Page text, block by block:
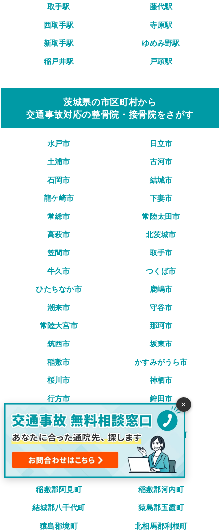
取手駅
藤代駅
西取手駅
寺原駅
新取手駅
ゆめみ野駅
稲戸井駅
戸頭駅
茨城県の市区町村から
交通事故対応の整骨院・接骨院をさがす
水戸市
日立市
土浦市
古河市
石岡市
結城市
龍ケ崎市
下妻市
常総市
常陸太田市
高萩市
北茨城市
笠間市
取手市
牛久市
つくば市
ひたちなか市
鹿嶋市
潮来市
守谷市
常陸大宮市
那珂市
筑西市
坂東市
稲敷市
かすみがうら市
桜川市
神栖市
行方市
鉾田市
つくばみらい市
小美玉市
東茨城郡茨城町
東茨城郡大洗町
東茨城郡城里町
那珂郡東海村
久慈郡大子町
稲敷郡美浦村
稲敷郡阿見町
稲敷郡河内町
結城郡八千代町
猿島郡五霞町
猿島郡境町
北相馬郡利根町
×